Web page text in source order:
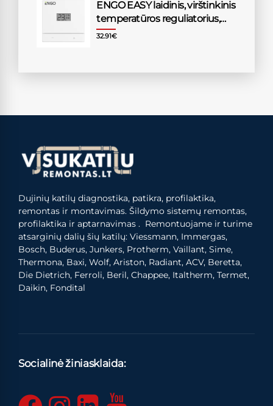
ENGO EASY laidinis, virštinkinis
temperatūros reguliatorius,
230V, baltas
32.91€
Dujinių katilų diagnostika, patikra, profilaktika,
remontas ir montavimas. Šildymo sistemų remontas,
profilaktika ir aptarnavimas . Remontuojame ir turime
atsarginių dalių šių katilų: Viessmann, Immergas,
Bosch, Buderus, Junkers, Protherm, Vaillant, Sime,
Thermona, Baxi, Wolf, Ariston, Radiant, ACV, Beretta,
Die Dietrich, Ferroli, Beril, Chappee, Italtherm, Termet,
Daikin, Fondital
Socialinė žiniasklaida: